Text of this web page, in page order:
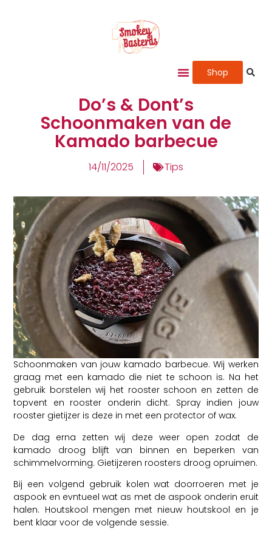
Shop
Do’s & Dont’s
Schoonmaken van de
Kamado barbecue
14/11/2025 Tips
Schoonmaken van jouw kamado barbecue. Wij werken
graag met een kamado die niet te schoon is. Na het
gebruik borstelen wij het rooster schoon en zetten de
topvent en rooster onderin dicht. Spray indien jouw
rooster gietijzer is deze in met een protector of wax.
De dag erna zetten wij deze weer open zodat de
kamado droog blijft van binnen en beperken van
schimmelvorming. Gietijzeren roosters droog opruimen.
Bij een volgend gebruik kolen wat doorroeren met je
aspook en evntueel wat as met de aspook onderin eruit
halen. Houtskool mengen met nieuw houtskool en je
bent klaar voor de volgende sessie.